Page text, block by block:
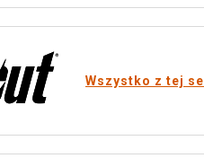
Wszystko z tej